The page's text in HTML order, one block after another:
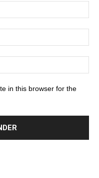
in this browser for the